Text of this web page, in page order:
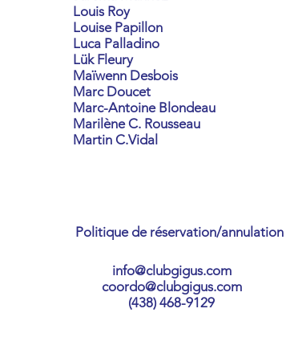
Louis Roy
Louise Papillon
Luca Palladino
Lük Fleury
Maïwenn Desbois
Marc Doucet
Marc-Antoine Blondeau
Marilène C. Rousseau
Martin C.Vidal
Politique de réservation/annulation
info@clubgigus.com
coordo@clubgigus.com
(438) 468-9129